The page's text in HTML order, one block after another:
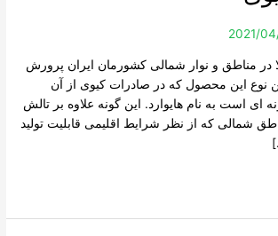
2021/
در مناطق و نوار شمالی کشورمان ایران پرورش
نوع این محصول که در صادرات کیوی از آن
ای است به نام هایوارد. این گونه علاوه بر تالش
شمالی که از نظر شرایط اقلیمی قابلیت تولید